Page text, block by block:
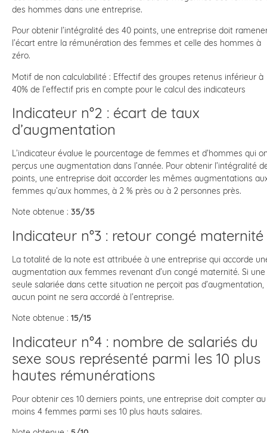
des hommes dans une entreprise.
Pour obtenir l’intégralité des 40 points, une entreprise doit
l’écart entre la rémunération des femmes et celle des hommes à
zéro.
Motif de non calculabilité : Effectif des groupes retenus inférieur à
40% de l’effectif pris en compte pour le calcul des indicateurs
Indicateur n°2 : écart de taux
d’augmentation
L’indicateur évalue le pourcentage de femmes et d’hommes qui
perçus une augmentation dans l’année. Pour obtenir l’intégralité
points, une entreprise doit accorder les mêmes augmentations
femmes qu’aux hommes, à 2 % près ou à 2 personnes près.
Note obtenue : 35/35
Indicateur n°3 : retour congé maternité
La totalité de la note est attribuée à une entreprise qui accorde
augmentation aux femmes revenant d’un congé maternité. Si une
seule salariée dans cette situation ne perçoit pas d’augmentation,
aucun point ne sera accordé à l’entreprise.
Note obtenue : 15/15
Indicateur n°4 : nombre de salariés du
sexe sous représenté parmi les 10 plus
hautes rémunérations
Pour obtenir ces 10 derniers points, une entreprise doit compter au
moins 4 femmes parmi ses 10 plus hauts salaires.